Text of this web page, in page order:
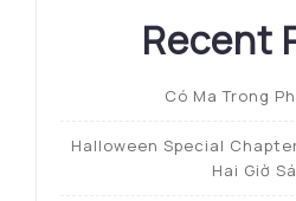
Recent
Có Ma Trong
Halloween Special
Hai Giờ